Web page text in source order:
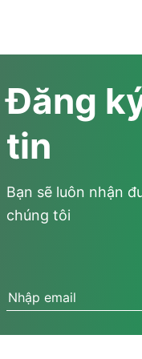
Đăng
tin
Bạn sẽ luôn nhận
chúng tôi